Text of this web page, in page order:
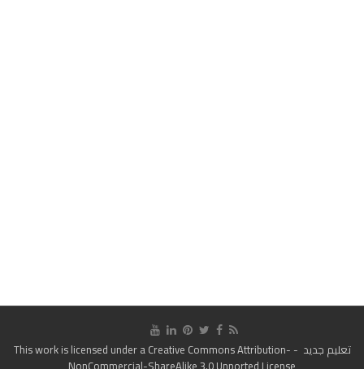
تعليم جديد - This work is licensed under a
Creative Commons Attribution-